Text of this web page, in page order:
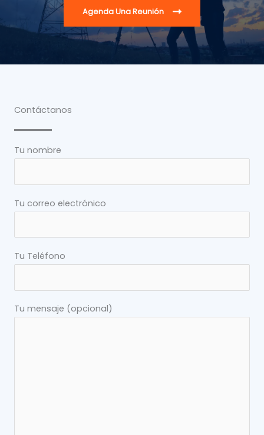
Agenda Una Reunión
Contáctanos
Tu nombre
Tu correo electrónico
Tu Teléfono
Tu mensaje (opcional)